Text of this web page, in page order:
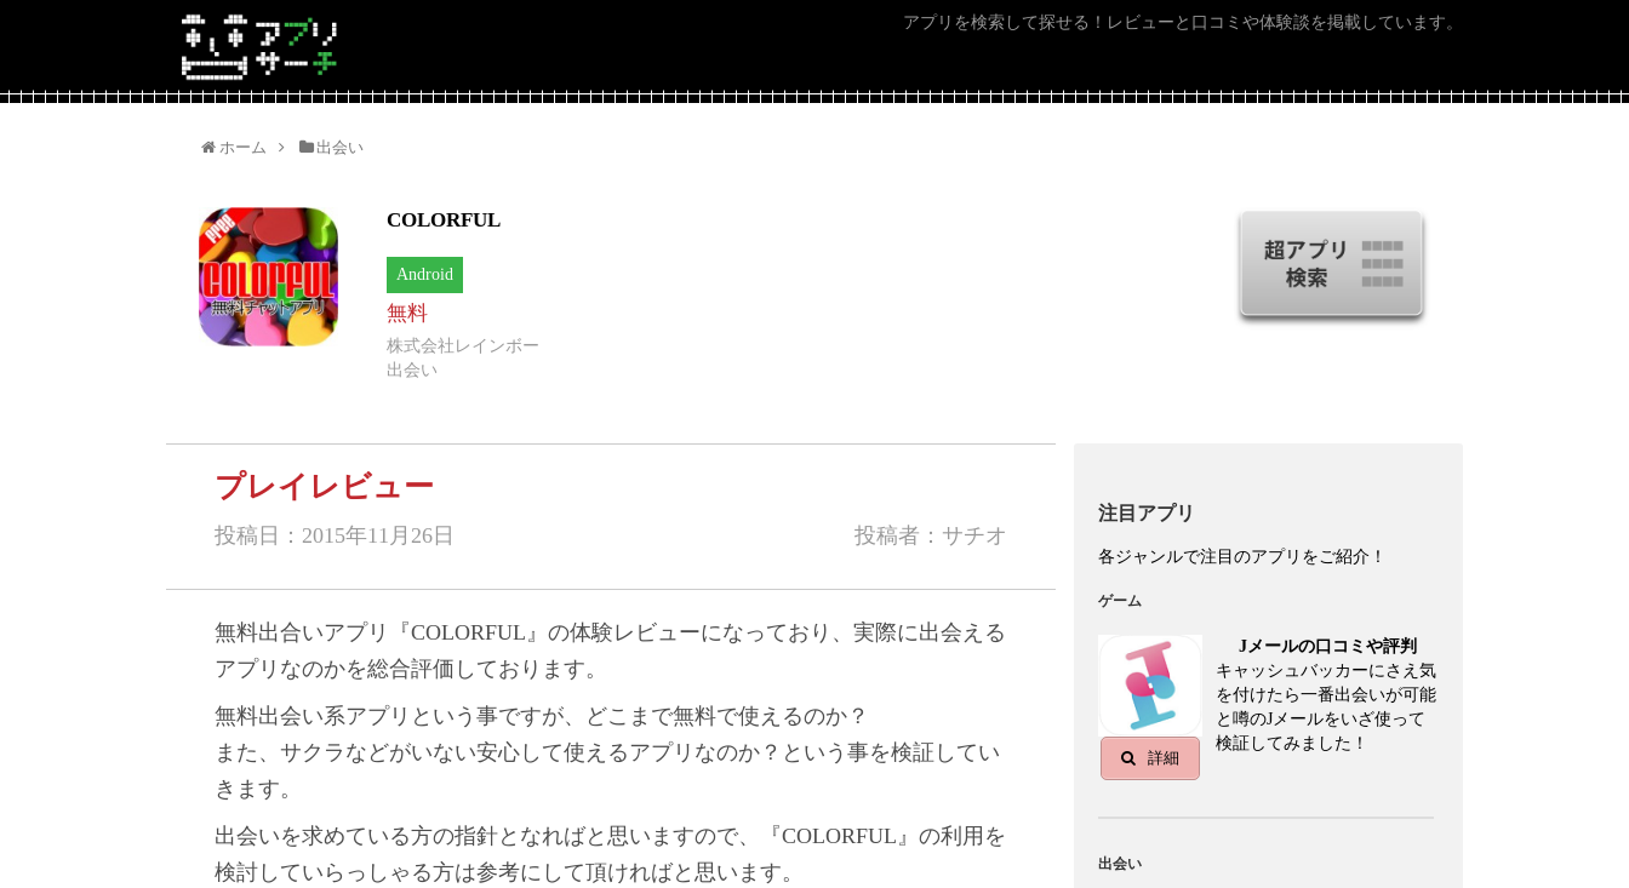
アプリを検索して探せる！レビューと口コミや体験談を掲載しています。
ホーム 出会い
COLORFUL
Android
無料
株式会社レインボー
出会い
プレイレビュー
投稿日：2015年11月26日 投稿者：サチオ
無料出合いアプリ『COLORFUL』の体験レビューになっており、実際に出会える
アプリなのかを総合評価しております。
無料出会い系アプリという事ですが、どこまで無料で使えるのか？
また、サクラなどがいない安心して使えるアプリなのか？という事を検証してい
きます。
出会いを求めている方の指針となればと思いますので、『COLORFUL』の利用を
検討していらっしゃる方は参考にして頂ければと思います。
注目アプリ
各ジャンルで注目のアプリをご紹介！
ゲーム
詳細
Jメールの口コミや評判
キャッシュバッカーにさえ気
を付けたら一番出会いが可能
と噂のJメールをいざ使って
検証してみました！
出会い